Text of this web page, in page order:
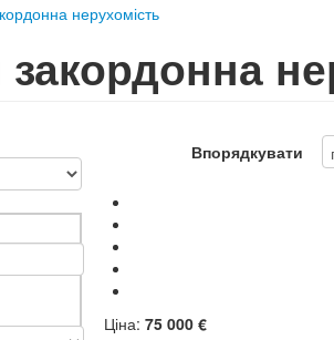
нерухомість
Впорядкувати
Ціна: 75 000 €